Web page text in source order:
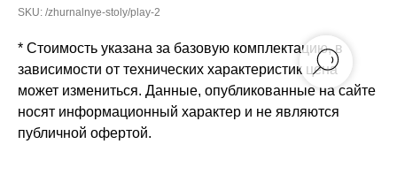
SKU: /zhurnalnye-stoly/play-2
* Стоимость указана за базовую комплектацию, в
зависимости от технических характеристик цена
может измениться. Данные, опубликованные на сайте
носят информационный характер и не являются
публичной офертой.